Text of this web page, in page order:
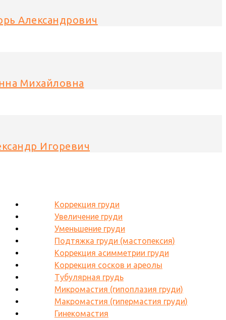
Александрович
Михайловна
Игоревич
Коррекция груди
Увеличение груди
Уменьшение груди
Подтяжка груди (мастопексия)
Коррекция асимметрии груди
Коррекция сосков и ареолы
Тубулярная грудь
Микромастия (гипоплазия груди)
Макромастия (гипермастия груди)
Гинекомастия